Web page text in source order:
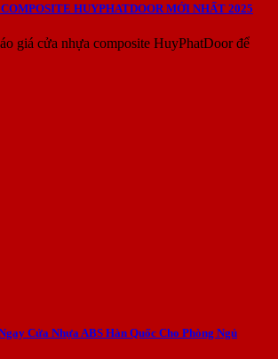
HUYPHATDOOR MỚI NHẤT 2025
giá cửa nhựa composite HuyPhatDoor để
Cửa Nhựa ABS Hàn Quốc Cho Phòng Ngủ